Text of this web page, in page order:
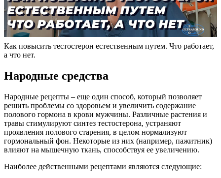
Как повысить тестостерон естественным путем. Что работает,
а что нет.
Народные средства
Народные рецепты – еще один способ, который позволяет
решить проблемы со здоровьем и увеличить содержание
полового гормона в крови мужчины. Различные растения и
травы стимулируют синтез тестостерона, устраняют
проявления полового старения, в целом нормализуют
гормональный фон. Некоторые из них (например, пажитник)
влияют на мышечную ткань, способствуя ее увеличению.
Наиболее действенными рецептами являются следующие: